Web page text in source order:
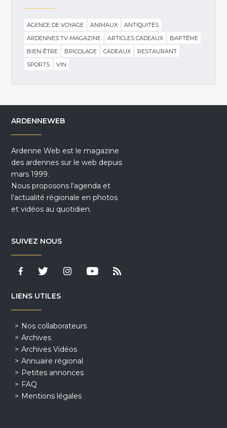
AGENCE DE VOYAGE ANIMAUX
ANTIQUITÉS
ARDENNES TV-MAGAZINE
ARTICLES CADEAUX
BAPTÊME
BIEN-ÊTRE
BRICOLAGE CADEAUX
RESTAURANT
SPORTS
VIN
ARDENNEWEB
Ardenne Web est le magazine
des ardennes sur le web depuis
mars 1999.
Nous proposons l'agenda et
l'actualité régionale en photos
et vidéos au quotidien.
SUIVEZ NOUS
LIENS UTILES
Nos collaborateurs
Archives
Archives Vidéos
Annuaire régional
Petites annonces
FAQ
Mentions légales